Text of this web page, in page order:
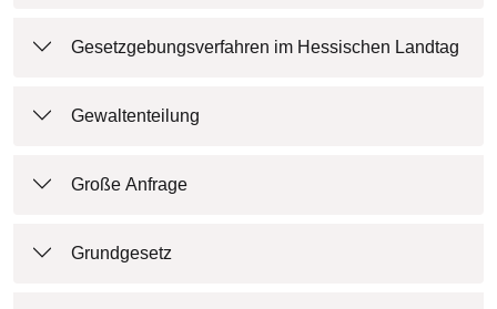
Gesetzgebungsverfahren im Hessischen Landtag
Gewaltenteilung
Große Anfrage
Grundgesetz